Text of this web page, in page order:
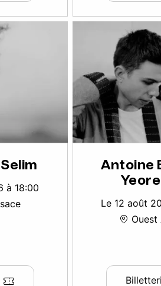
à 18:00
Antoine
Le 12 août
Ouest